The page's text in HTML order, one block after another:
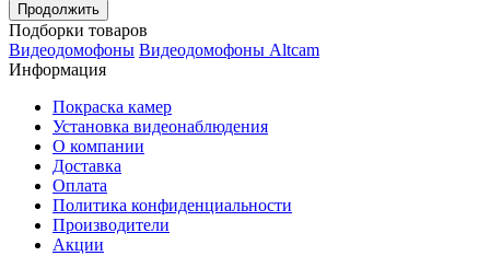
Продолжить
Подборки товаров
Видеодомофоны Видеодомофоны Altcam
Информация
Покраска камер
Установка видеонаблюдения
О компании
Доставка
Оплата
Политика конфиденциальности
Производители
Акции